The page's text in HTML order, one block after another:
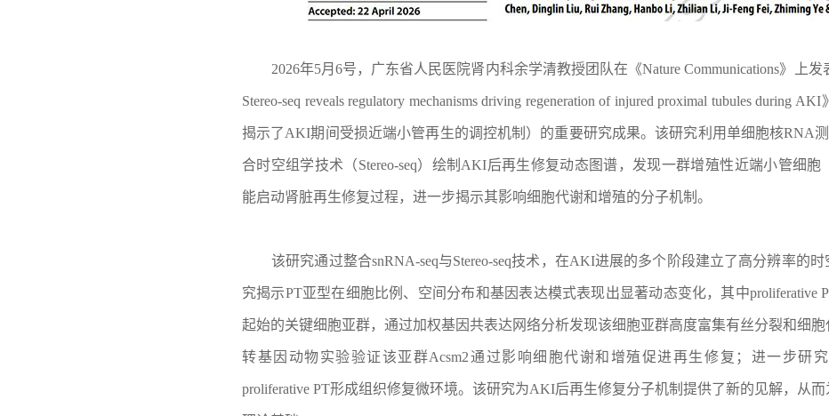
2026年5月6号，广东省人民医院肾内科余学清教授团队在《Nature Communications》上发
Stereo-seq reveals regulatory mechanisms driving regeneration of injured proximal tubules during
揭示了AKI期间受损近端小管再生的调控机制）的重要研究成果。该研究利用单细胞核RNA测
合时空组学技术（Stereo-seq）绘制AKI后再生修复动态图谱，发现一群增殖性近端小管细胞
能启动肾脏再生修复过程，进一步揭示其影响细胞代谢和增殖的分子机制。
该研究通过整合snRNA-seq与Stereo-seq技术，在AKI进展的多个阶段建立了高分辨率的时
究揭示PT亚型在细胞比例、空间分布和基因表达模式表现出显著动态变化，其中proliferative
起始的关键细胞亚群，通过加权基因共表达网络分析发现该细胞亚群高度富集有丝分裂和细
转基因动物实验验证该亚群Acsm2通过影响细胞代谢和增殖促进再生修复；进一步研
proliferative PT形成组织修复微环境。该研究为AKI后再生修复分子机制提供了新的见解，从